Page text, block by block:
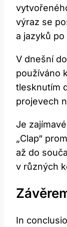
výraz se
a jazyků‌
V ⁣dnešní​
používáno⁣
tlesknutím
projevech
Je
„Clap“
až ​do
v různých
In